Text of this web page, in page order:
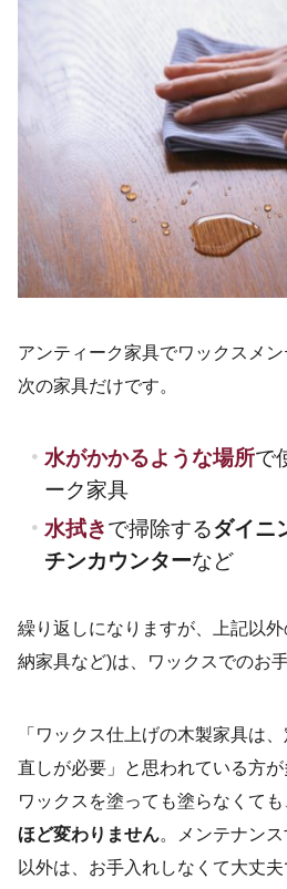
アンティーク家具でワックスメン
次の家具だけです。
水がかかるような場所で
ーク家具
水拭きで掃除するダイニ
チンカウンターなど
繰り返しになりますが、上記以
納家具など)は、ワックスでのお
「ワックス仕上げの木製家具は
直しが必要」と思われている方が
ワックスを塗っても塗らなくても
ほど変わりません。メンテナン
以外は、お手入れしなくて大丈夫